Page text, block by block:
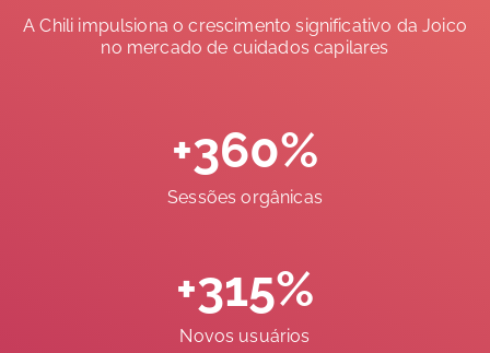
A Chili impulsiona o crescimento significativo da Joico
no mercado de cuidados capilares
+360%
Sessões orgânicas
+315%
Novos usuários